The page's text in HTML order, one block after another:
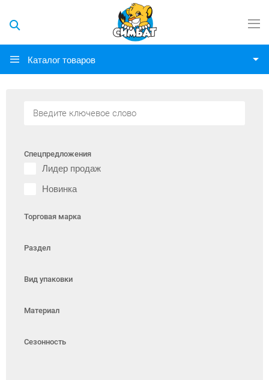
Каталог товаров
Спецпредложения
Лидер продаж
Новинка
Торговая марка
Раздел
Вид упаковки
Материал
Сезонность